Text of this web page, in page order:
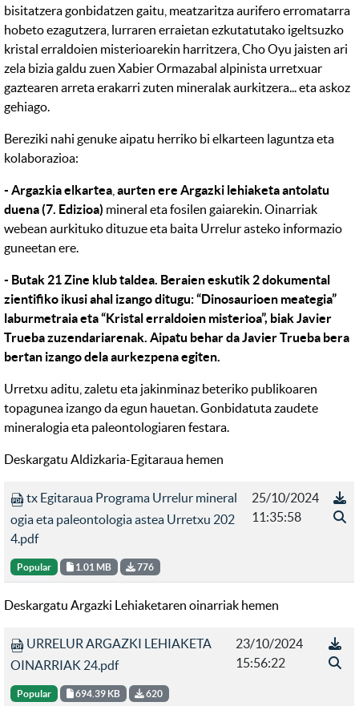
bisitatzera gonbidatzen gaitu, meatzaritza aurifero erromatarra
hobeto ezagutzera, lurraren erraietan ezkutatutako igeltsuzko
kristal erraldoien misterioarekin harritzera, Cho Oyu jaisten ari
zela bizia galdu zuen Xabier Ormazabal alpinista urretxuar
gaztearen arreta erakarri zuten mineralak aurkitzera... eta askoz
gehiago.
Bereziki nahi genuke aipatu herriko bi elkarteen laguntza eta
kolaborazioa:
- Argazkia elkartea aurten ere Argazki lehiaketa antolatu
duena (7. Edizioa) mineral eta fosilen gaiarekin. Oinarriak
webean aurkituko dituzue eta baita Urrelur asteko informazio
guneetan ere.
- Butak 21 Zine klub taldea. Beraien eskutik 2 dokumental
zientifiko ikusi ahal izango ditugu: “Dinosaurioen meategia”
laburmetraia eta “Kristal erraldoien misterioa”, biak Javier
Trueba zuzendariarenak. Aipatu behar da Javier Trueba bera
bertan izango dela aurkezpena egiten.
Urretxu aditu, zaletu eta jakinminaz beteriko publikoaren
topagunea izango da egun hauetan. Gonbidatuta zaudete
mineralogia eta paleontologiaren festara.
Deskargatu Aldizkaria-Egitaraua hemen
tx Egitaraua Programa Urrelur mineral
ogia eta paleontologia astea Urretxu 202
4.pdf
Popular 1.01 MB 776
25/10/2024
11:35:58
Deskargatu Argazki Lehiaketaren oinarriak hemen
URRELUR ARGAZKI LEHIAKETA
OINARRIAK 24.pdf
Popular 694.39 KB 620
23/10/2024
15:56:22